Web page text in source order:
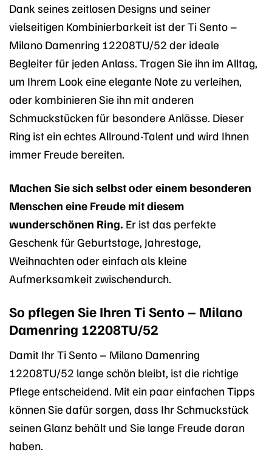
Dank seines zeitlosen Designs und seiner
vielseitigen Kombinierbarkeit ist der Ti Sento –
Milano Damenring 12208TU/52 der ideale
Begleiter für jeden Anlass. Tragen Sie ihn im Alltag,
um Ihrem Look eine elegante Note zu verleihen,
oder kombinieren Sie ihn mit anderen
Schmuckstücken für besondere Anlässe. Dieser
Ring ist ein echtes Allround-Talent und wird Ihnen
immer Freude bereiten.
Machen Sie sich selbst oder einem besonderen
Menschen eine Freude mit diesem
wunderschönen Ring. Er ist das perfekte
Geschenk für Geburtstage, Jahrestage,
Weihnachten oder einfach als kleine
Aufmerksamkeit zwischendurch.
So pflegen Sie Ihren Ti Sento – Milano
Damenring 12208TU/52
Damit Ihr Ti Sento – Milano Damenring
12208TU/52 lange schön bleibt, ist die richtige
Pflege entscheidend. Mit ein paar einfachen Tipps
können Sie dafür sorgen, dass Ihr Schmuckstück
seinen Glanz behält und Sie lange Freude daran
haben.